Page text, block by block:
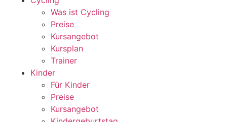
Was ist Cycling
Preise
Kursangebot
Kursplan
Trainer
Kinder
Für Kinder
Preise
Kursangebot